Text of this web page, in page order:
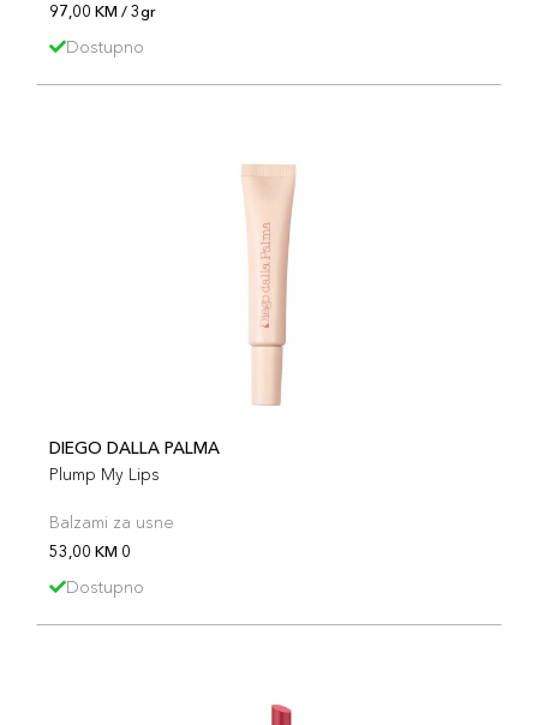
97,00 KM / 3gr
Dostupno
DIEGO DALLA PALMA
Plump My Lips
Balzami za usne
53,00 KM 0
Dostupno